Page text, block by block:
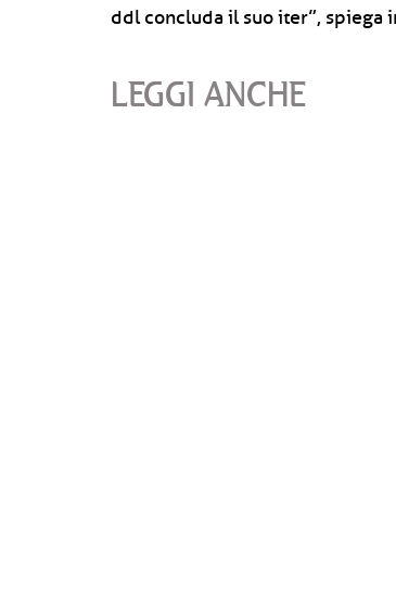
ddl concluda il suo iter”, spiega
LEGGI ANCHE